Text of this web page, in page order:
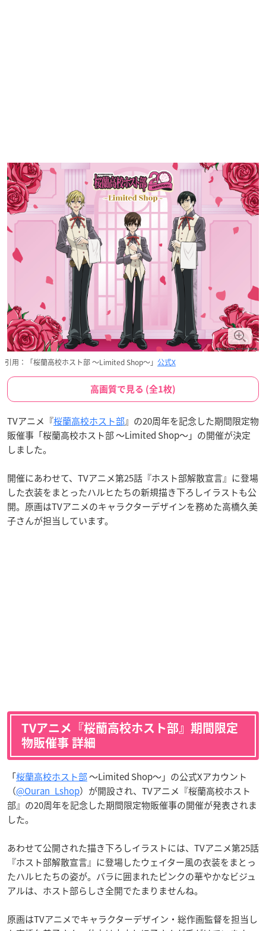
引用：「桜蘭高校ホスト部 ～Limited Shop～」 公式X
高画質で見る (全1枚)
TVアニメ『桜蘭高校ホスト部』の20周年を記念した期間限定物
販催事「桜蘭高校ホスト部 ～Limited Shop～」の開催が決定
しました。
開催にあわせて、TVアニメ第25話『ホスト部解散宣言』に登場
した衣装をまとったハルヒたちの新規描き下ろしイラストも公
開。原画はTVアニメのキャラクターデザインを務めた高橋久美
子さんが担当しています。
TVアニメ『桜蘭高校ホスト部』期間限定
物販催事 詳細
「桜蘭高校ホスト部～Limited Shop～」の公式Xアカウント
（@Ouran_Lshop）が開設され、TVアニメ『桜蘭高校ホスト
部』の20周年を記念した期間限定物販催事の開催が発表されま
した。
あわせて公開された描き下ろしイラストには、TVアニメ第25話
『ホスト部解散宣言』に登場したウェイター風の衣装をまとっ
たハルヒたちの姿が。バラに囲まれたピンクの華やかなビジュ
アルは、ホスト部らしさ全開でたまりませんね。
原画はTVアニメでキャラクターデザイン・総作画監督を担当し